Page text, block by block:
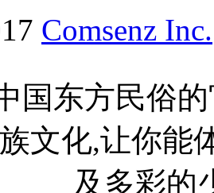
Comsenz Inc.
国东方民俗
文化,让你能
及多彩的